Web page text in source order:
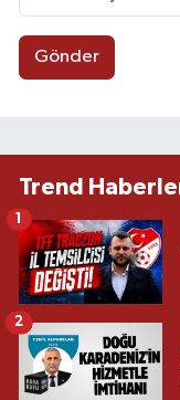
Gönder
Trend
1
2